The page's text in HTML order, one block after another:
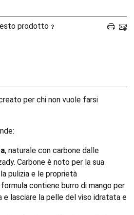
prodotto
per chi non vuole farsi
, naturale con carbone dalle
Carbone è noto per la sua
pulizia e le proprietà
contiene burro di mango per
e lasciare la pelle del viso idratata e